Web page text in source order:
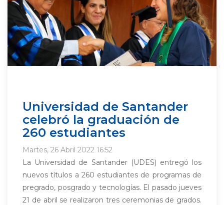
Universidad de Santander
celebró la graduación de
260 estudiantes
Martes, 26 Abril 2022 16:52
La Universidad de Santander (UDES) entregó los
nuevos títulos a 260 estudiantes de programas de
pregrado, posgrado y tecnologías. El pasado jueves
21 de abril se realizaron tres ceremonias de grados.